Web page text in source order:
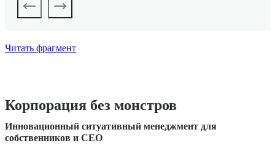
Читать фрагмент
Корпорация без монстров
Инновационный ситуативный менеджмент для
собственников и СЕО